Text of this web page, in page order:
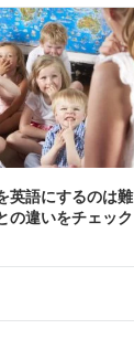
英語にするのは難
の違いをチェック